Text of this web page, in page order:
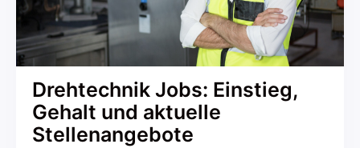
Drehtechnik Jobs: Einstieg,
Gehalt und aktuelle
Stellenangebote